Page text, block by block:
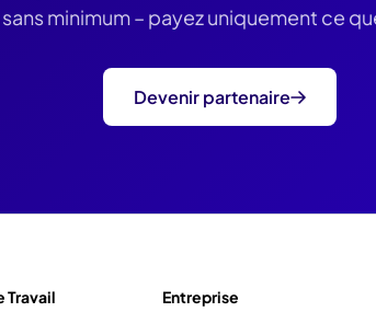
minimum – payez uniquement ce
Devenir partenaire
Travail
Entreprise